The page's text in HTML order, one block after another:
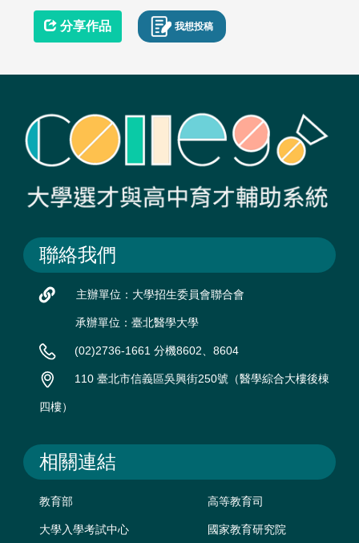
分享作品 我想投稿
聯絡我們
主辦單位：大學招生委員會聯合會
承辦單位：臺北醫學大學
(02)2736-1661 分機8602、8604
110 臺北市信義區吳興街250號（醫學綜合大樓後棟
四樓）
相關連結
教育部 高等教育司
大學入學考試中心 國家教育研究院